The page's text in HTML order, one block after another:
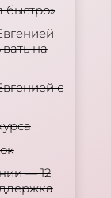
быстро»
на
с
— 12